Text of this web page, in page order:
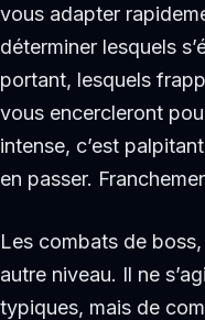
vous adapter
déterminer lesquels
portant, lesquels
vous encercleront
intense, c’est
en passer.
Les combats de
autre niveau. Il ne
typiques, mais de